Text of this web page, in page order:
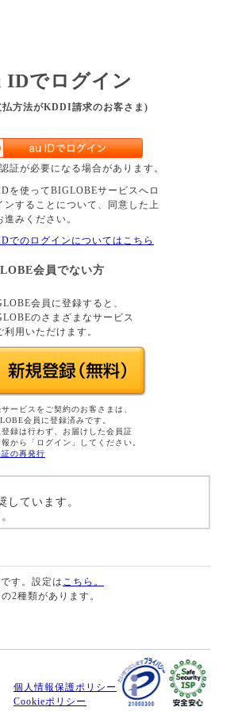
IDでログイン
払方法がKDDI請求のお客さま)
証が必要になる場合があります。
を使ってBIGLOBEサービスへロ
ンすることについて、同意した上
進みください。
でのログインについてはこちら
会員でない方
会員に登録すると、
のさまざまなサービス
利用いただけます。
ービスをご契約のお客さまは、
会員に登録済みです。
登録は行わず、お届けした会員証
から「ログイン」してください。
の再発行
ています。
す。設定は こちら。
2種類があります。
個人情報保護ポリシー
Cookieポリシー